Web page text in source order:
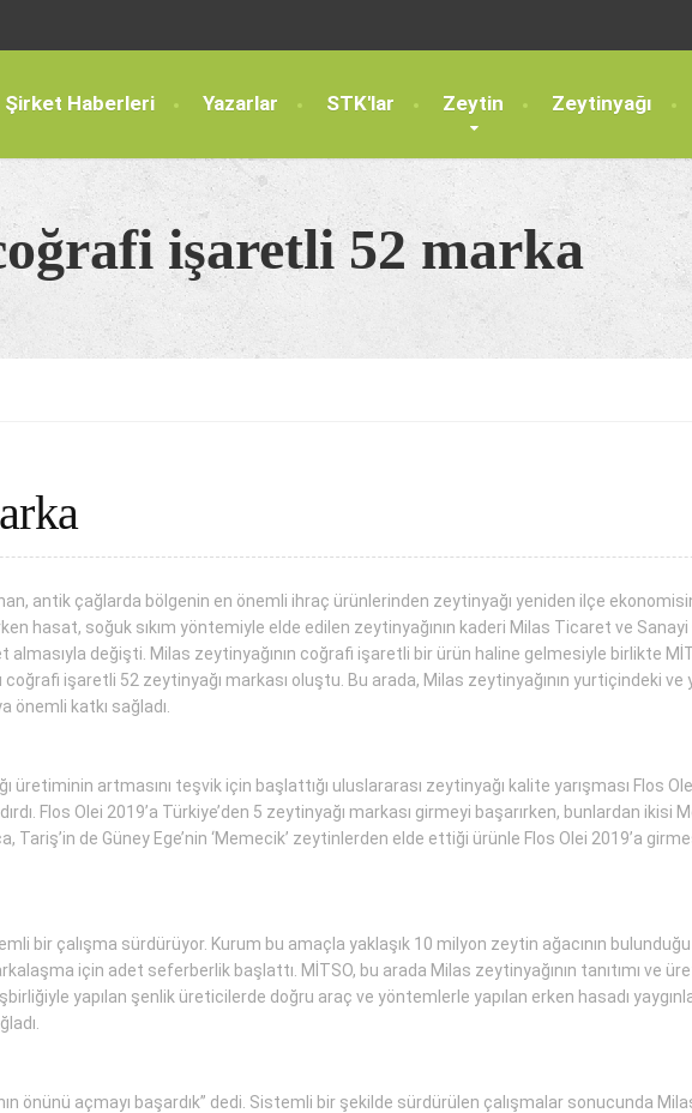
Şirket Haberleri Yazarlar STK'lar Zeytin Zeytinyağı
işaretli 52 marka
antik çağlarda bölgenin en önemli ihraç ürünlerinden zeytinyağı yeniden ilçe
hasat, soğuk sıkım yöntemiyle elde edilen zeytinyağının kaderi Milas Ticaret ve Sanayi
değişti. Milas zeytinyağının coğrafi işaretli bir ürün haline gelmesiyle birlikte
işaretli 52 zeytinyağı markası oluştu. Bu arada, Milas zeytinyağının yurtiçindeki ve
katkı sağladı.
üretiminin artmasını teşvik için başlattığı uluslararası zeytinyağı kalite yarışması Flos
Flos Olei 2019’a Türkiye’den 5 zeytinyağı markası girmeyi başarırken, bunlardan ikisi
Tariş’in de Güney Ege’nin ‘Memecik’ zeytinlerden elde ettiği ürünle Flos Olei 2019’a
bir çalışma sürdürüyor. Kurum bu amaçla yaklaşık 10 milyon zeytin ağacının bulunduğu
için adet seferberlik başlattı. MİTSO, bu arada Milas zeytinyağının tanıtımı ve
yapılan şenlik üreticilerde doğru araç ve yöntemlerle yapılan erken hasadı
önünü açmayı başardık” dedi. Sistemli bir şekilde sürdürülen çalışmalar sonucunda